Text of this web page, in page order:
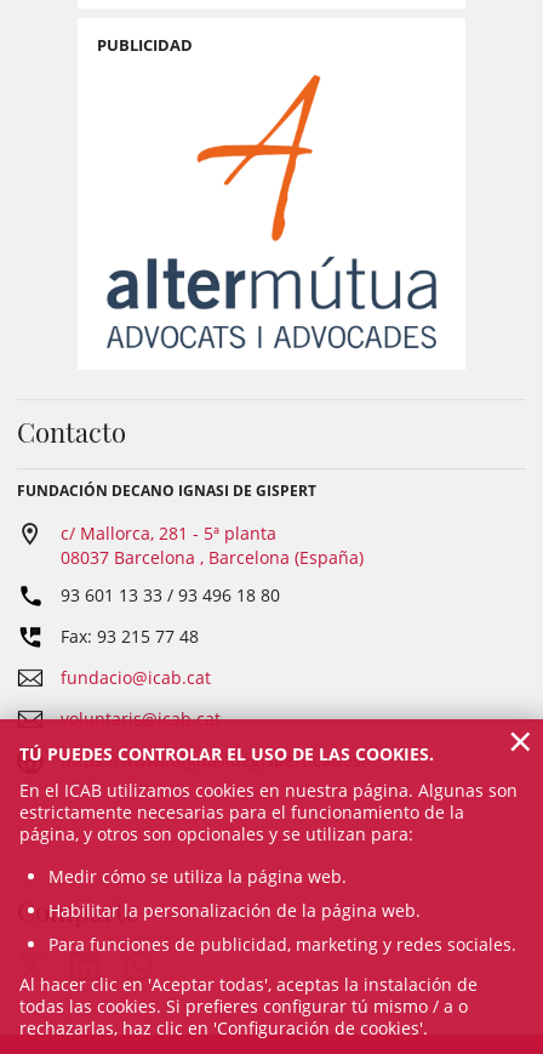
PUBLICIDAD
Contacto
FUNDACIÓN DECANO IGNASI DE GISPERT
c/ Mallorca, 281 - 5ª planta
08037 Barcelona , Barcelona (España)
93 601 13 33 / 93 496 18 80
Fax: 93 215 77 48
fundacio@icab.cat
voluntaris@icab.cat
https://www.fdignasidegispert.cat/es/
Comparte
TÚ PUEDES CONTROLAR EL USO DE LAS COOKIES.
En el ICAB utilizamos cookies en nuestra página. Algunas son
estrictamente necesarias para el funcionamiento de la
página, y otros son opcionales y se utilizan para:
Medir cómo se utiliza la página web.
Habilitar la personalización de la página web.
Para funciones de publicidad, marketing y redes sociales.
Al hacer clic en 'Aceptar todas', aceptas la instalación de
todas las cookies. Si prefieres configurar tú mismo / a o
rechazarlas, haz clic en 'Configuración de cookies'.
×